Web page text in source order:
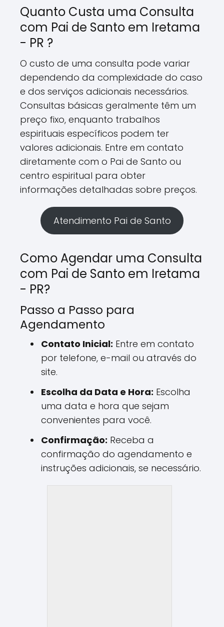
Quanto Custa uma Consulta
com Pai de Santo em Iretama
- PR ?
O custo de uma consulta pode variar
dependendo da complexidade do caso
e dos serviços adicionais necessários.
Consultas básicas geralmente têm um
preço fixo, enquanto trabalhos
espirituais específicos podem ter
valores adicionais. Entre em contato
diretamente com o Pai de Santo ou
centro espiritual para obter
informações detalhadas sobre preços.
Atendimento Pai de Santo
Como Agendar uma Consulta
com Pai de Santo em Iretama
- PR?
Passo a Passo para
Agendamento
Contato Inicial: Entre em contato
por telefone, e-mail ou através do
site.
Escolha da Data e Hora: Escolha
uma data e hora que sejam
convenientes para você.
Confirmação: Receba a
confirmação do agendamento e
instruções adicionais, se necessário.